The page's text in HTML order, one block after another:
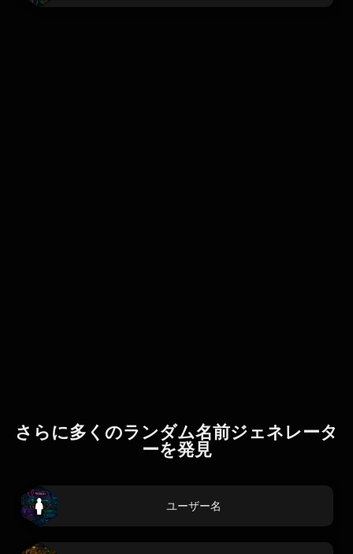
さらに多くのランダム名前ジェネレータ
ーを発見
ユーザー名